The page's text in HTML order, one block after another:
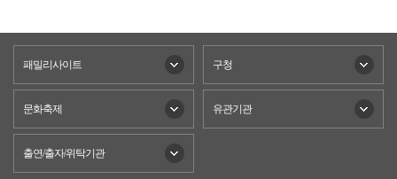
패밀리사이트 구청
문화축제 유관기관
출연/출자/위탁기관